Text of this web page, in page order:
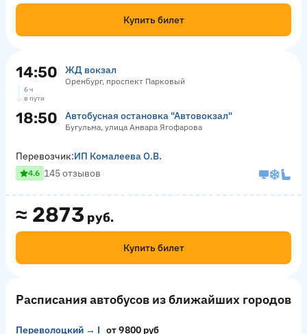
Купить билет
14:50 ЖД вокзал
Оренбург, проспект Парковый
6 ч
в пути
18:50 Автобусная остановка "Автовокзал"
Бугульма, улица Анвара Ягофарова
≈ 2873 руб.
Купить билет
Перевозчик:ИП Комалеева О.В.
4.6 145 отзывов
Расписания автобусов из ближайших городов
Переволоцкий → Шахтыот 9800 руб